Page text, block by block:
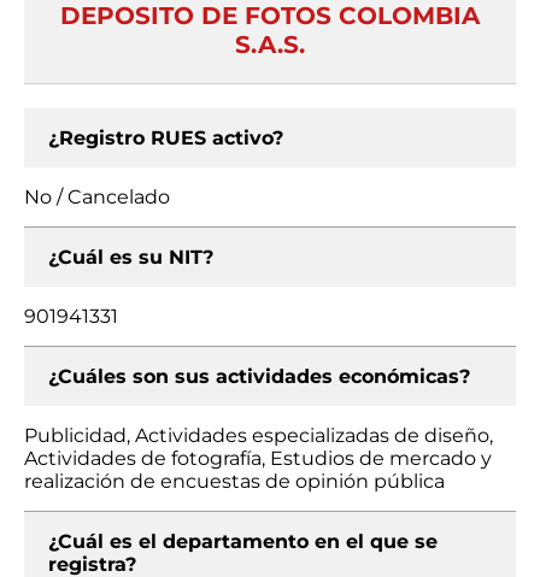
DEPOSITO DE FOTOS COLOMBIA
S.A.S.
¿Registro RUES activo?
No / Cancelado
¿Cuál es su NIT?
901941331
¿Cuáles son sus actividades económicas?
Publicidad, Actividades especializadas de diseño,
Actividades de fotografía, Estudios de mercado y
realización de encuestas de opinión pública
¿Cuál es el departamento en el que se
registra?